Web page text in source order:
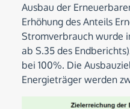
Ausbau der
Erhöhung des Anteils
Stromverbrauch wurde
ab S.35 des
bei 100%. Die
Energieträger werden